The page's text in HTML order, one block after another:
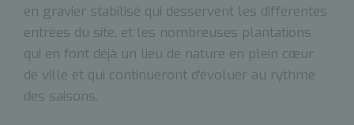
en gravier stabilisé qui desservent les différentes
entrées du site, et les nombreuses plantations
qui en font déjà un lieu de nature en plein cœur
de ville et qui continueront d'évoluer au rythme
des saisons.